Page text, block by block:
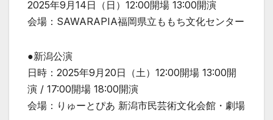
2025年9月14日（日）12:00開場 13:00開演
会場：SAWARAPIA福岡県立ももち文化センター
●新潟公演
日時：2025年9月20日（土）12:00開場 13:00開
演 / 17:00開場 18:00開演
会場：りゅーとぴあ 新潟市民芸術文化会館・劇場